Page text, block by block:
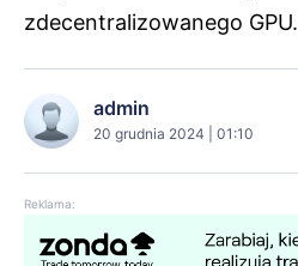
zdecentralizowanego GPU.
admin
20 grudnia 2024 | 01:10
Reklama: